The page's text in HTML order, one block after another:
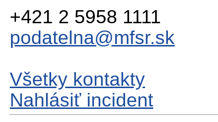
+421 2 5958 1111
podatelna@mfsr.sk
Všetky kontakty
Nahlásiť incident